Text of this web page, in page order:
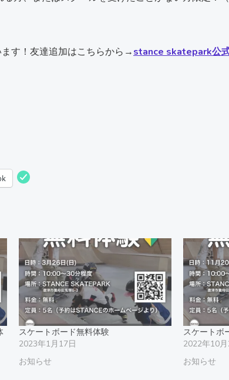
す！友達追加はこちらから→stance skatepark公
スケートボード無料体験
2023年1月17日
お知らせ
スケートボ
2022年10
お知らせ